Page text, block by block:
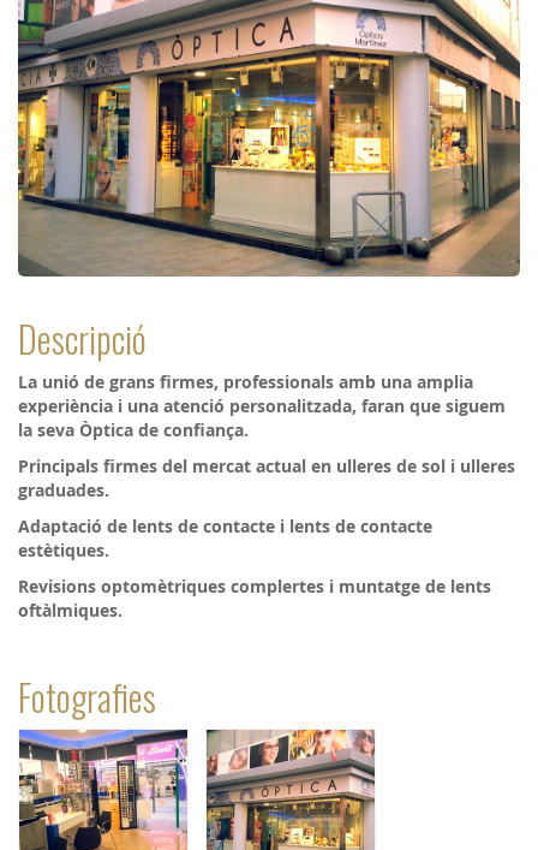
Descripció
La unió de grans firmes, professionals amb una amplia
experiència i una atenció personalitzada, faran que siguem
la seva Òptica de confiança.
Principals firmes del mercat actual en ulleres de sol i ulleres
graduades.
Adaptació de lents de contacte i lents de contacte
estètiques.
Revisions optomètriques complertes i muntatge de lents
oftàlmiques.
Fotografies